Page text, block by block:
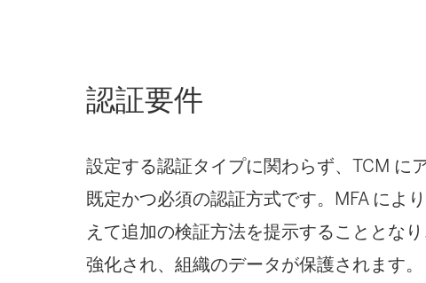
認証要件
設定する認証タイプに関わらず、TCM に
既定かつ必須の認証方式です。MFA によ
えて追加の検証方法を提示することとな
強化され、組織のデータが保護されます。